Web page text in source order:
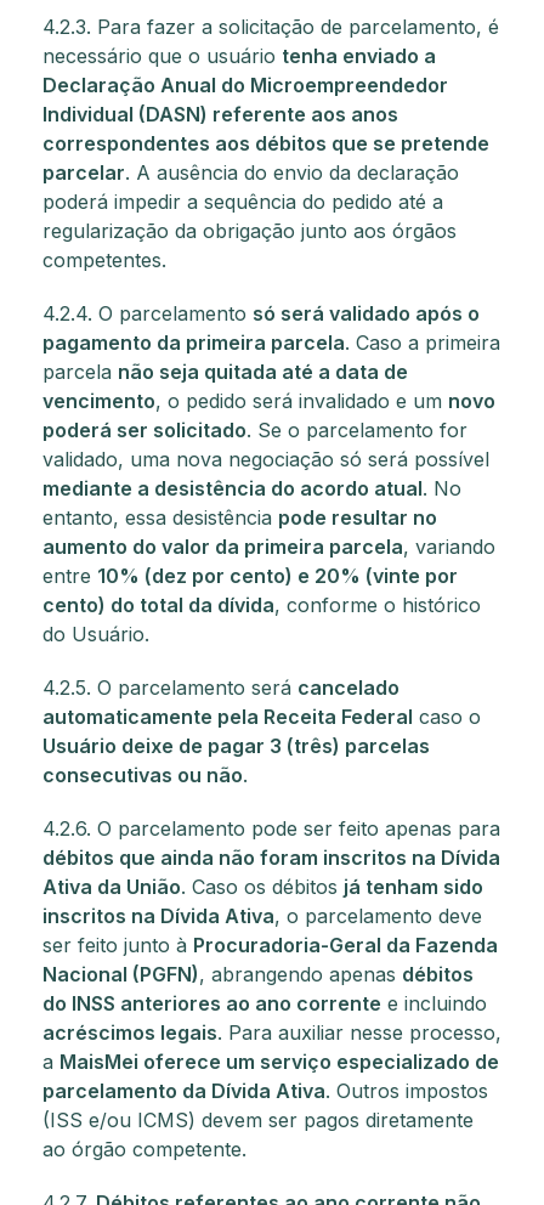
4.2.3. Para fazer a solicitação de parcelamento, é
necessário que o usuário tenha enviado a
Declaração Anual do Microempreendedor
Individual (DASN) referente aos anos
correspondentes aos débitos que se pretende
parcelar. A ausência do envio da declaração
poderá impedir a sequência do pedido até a
regularização da obrigação junto aos órgãos
competentes.
4.2.4. O parcelamento só será validado após o
pagamento da primeira parcela. Caso a primeira
parcela não seja quitada até a data de
vencimento, o pedido será invalidado e um novo
poderá ser solicitado. Se o parcelamento for
validado, uma nova negociação só será possível
mediante a desistência do acordo atual. No
entanto, essa desistência pode resultar no
aumento do valor da primeira parcela, variando
entre 10% (dez por cento) e 20% (vinte por
cento) do total da dívida, conforme o histórico
do Usuário.
4.2.5. O parcelamento será cancelado
automaticamente pela Receita Federal caso o
Usuário deixe de pagar 3 (três) parcelas
consecutivas ou não.
4.2.6. O parcelamento pode ser feito apenas para
débitos que ainda não foram inscritos na Dívida
Ativa da União. Caso os débitos já tenham sido
inscritos na Dívida Ativa, o parcelamento deve
ser feito junto à Procuradoria-Geral da Fazenda
Nacional (PGFN), abrangendo apenas débitos
do INSS anteriores ao ano corrente e incluindo
acréscimos legais. Para auxiliar nesse processo,
a MaisMei oferece um serviço especializado de
parcelamento da Dívida Ativa. Outros impostos
(ISS e/ou ICMS) devem ser pagos diretamente
ao órgão competente.